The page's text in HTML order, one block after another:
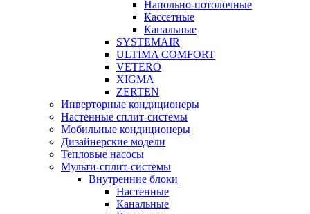
Напольно-потолочные
Кассетные
Канальные
SYSTEMAIR
ULTIMA COMFORT
VETERO
XIGMA
ZERTEN
Инверторные кондиционеры
Настенные сплит-системы
Мобильные кондиционеры
Дизайнерские модели
Тепловые насосы
Мульти-сплит-системы
Внутренние блоки
Настенные
Канальные